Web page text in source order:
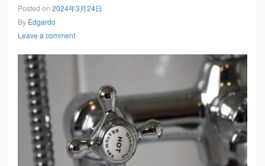
Posted on 2024年3月24日
By Edgardo
Leave a comment